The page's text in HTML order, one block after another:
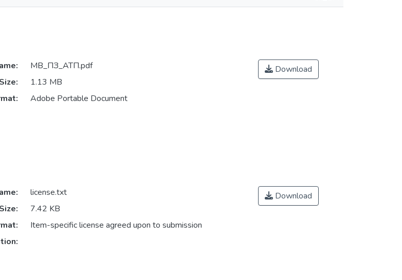
МВ_ПЗ_АТП.pdf
Size:
1.13 MB
Adobe Portable Document
Download
license.txt
Size:
7.42 KB
Item-specific license agreed upon to submission
Download